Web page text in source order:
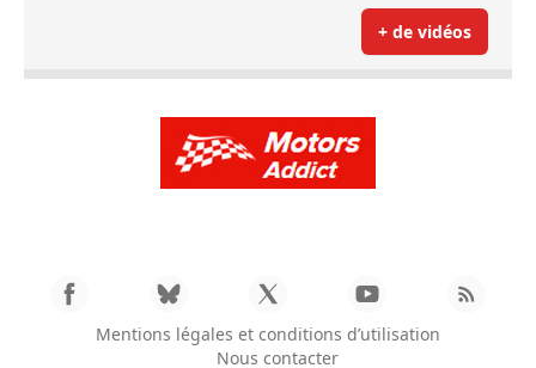
+ de vidéos
Mentions légales et conditions d’utilisation
Nous contacter